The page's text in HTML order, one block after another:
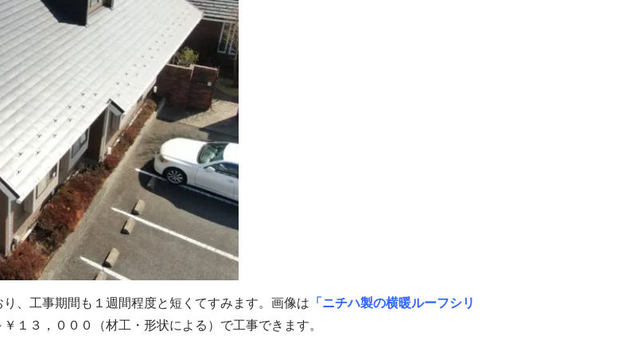
、工事期間も１週間程度と短くてすみます。画像は 「ニチハ製の横暖ルーフシリ
１３，０００（材工・形状による）で工事できます。